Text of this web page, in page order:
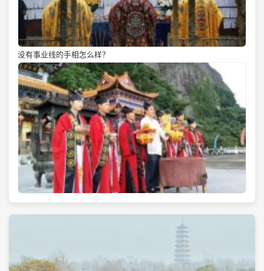
没有事业线的手相怎么样？